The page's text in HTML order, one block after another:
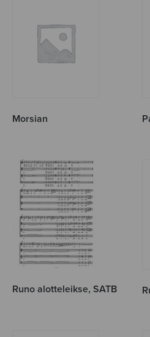
Morsian
Runo alotteleikse, SATB